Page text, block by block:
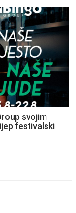
svojim
festivalski